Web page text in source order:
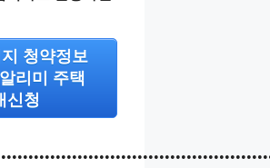
청약정보
리미 주택
신청